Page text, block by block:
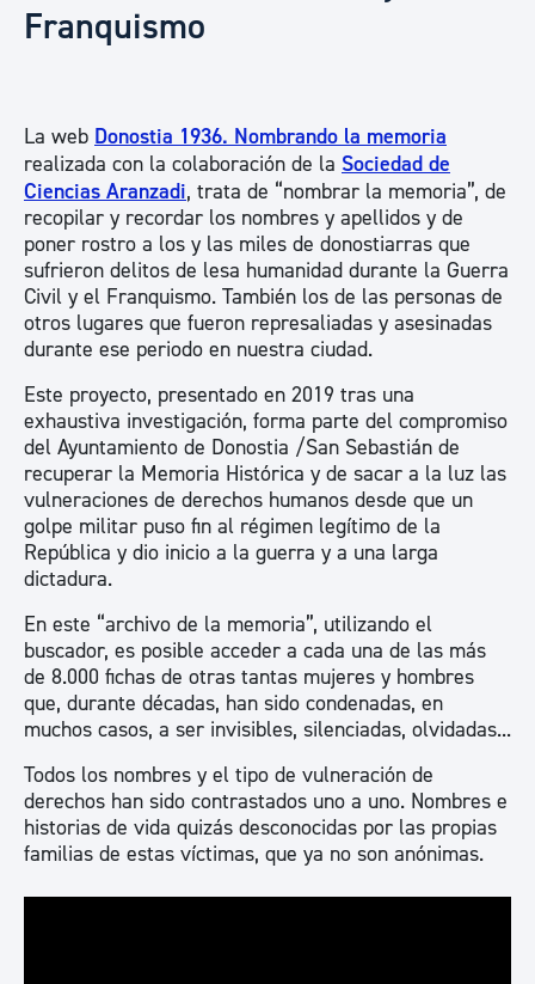
Franquismo
La web Donostia 1936. Nombrando la memoria
realizada con la colaboración de la Sociedad de
Ciencias Aranzadi, trata de “nombrar la memoria”, de
recopilar y recordar los nombres y apellidos y de
poner rostro a los y las miles de donostiarras que
sufrieron delitos de lesa humanidad durante la Guerra
Civil y el Franquismo. También los de las personas de
otros lugares que fueron represaliadas y asesinadas
durante ese periodo en nuestra ciudad.
Este proyecto, presentado en 2019 tras una
exhaustiva investigación, forma parte del compromiso
del Ayuntamiento de Donostia /San Sebastián de
recuperar la Memoria Histórica y de sacar a la luz las
vulneraciones de derechos humanos desde que un
golpe militar puso fin al régimen legítimo de la
República y dio inicio a la guerra y a una larga
dictadura.
En este “archivo de la memoria”, utilizando el
buscador, es posible acceder a cada una de las más
de 8.000 fichas de otras tantas mujeres y hombres
que, durante décadas, han sido condenadas, en
muchos casos, a ser invisibles, silenciadas, olvidadas...
Todos los nombres y el tipo de vulneración de
derechos han sido contrastados uno a uno. Nombres e
historias de vida quizás desconocidas por las propias
familias de estas víctimas, que ya no son anónimas.